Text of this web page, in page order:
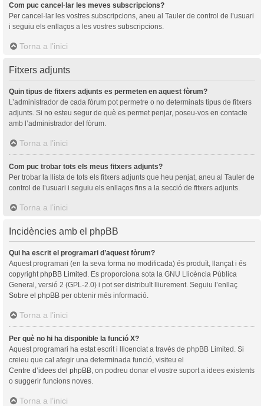
Com puc cancel·lar les meves subscripcions?
Per cancel·lar les vostres subscripcions, aneu al Tauler de control de l’usuari
i seguiu els enllaços a les vostres subscripcions.
Torna a l’inici
Fitxers adjunts
Quin tipus de fitxers adjunts es permeten en aquest fòrum?
L’administrador de cada fòrum pot permetre o no determinats tipus de fitxers
adjunts. Si no esteu segur de què es permet penjar, poseu-vos en contacte
amb l’administrador del fòrum.
Torna a l’inici
Com puc trobar tots els meus fitxers adjunts?
Per trobar la llista de tots els fitxers adjunts que heu penjat, aneu al Tauler de
control de l’usuari i seguiu els enllaços fins a la secció de fitxers adjunts.
Torna a l’inici
Incidències amb el phpBB
Qui ha escrit el programari d’aquest fòrum?
Aquest programari (en la seva forma no modificada) és produït, llançat i és
copyright phpBB Limited . Es proporciona sota la GNU Llicència Pública
General, versió 2 (GPL-2.0) i pot ser distribuït lliurement. Seguiu l’enllaç
Sobre el phpBB per obtenir més informació.
Torna a l’inici
Per què no hi ha disponible la funció X?
Aquest programari ha estat escrit i llicenciat a través de phpBB Limited. Si
creieu que cal afegir una determinada funció, visiteu el
Centre d’idees del phpBB , on podreu donar el vostre suport a idees existents
o suggerir funcions noves.
Torna a l’inici